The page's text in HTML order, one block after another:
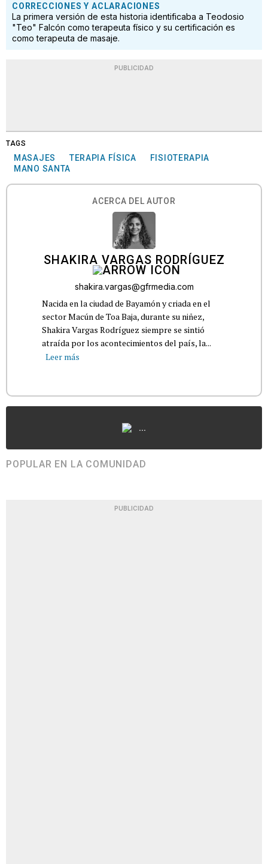
CORRECCIONES Y ACLARACIONES
La primera versión de esta historia identificaba a Teodosio
"Teo" Falcón como terapeuta físico y su certificación es
como terapeuta de masaje.
PUBLICIDAD
TAGS
MASAJES TERAPIA FÍSICA
FISIOTERAPIA
MANO SANTA
ACERCA DEL AUTOR
SHAKIRA VARGAS RODRÍGUEZ
shakira.vargas@gfrmedia.com
Nacida en la ciudad de Bayamón y criada en el
sector Macún de Toa Baja, durante su niñez,
Shakira Vargas Rodríguez siempre se sintió
atraída por los acontecimientos del país, la...
Leer más
...
POPULAR EN LA COMUNIDAD
PUBLICIDAD